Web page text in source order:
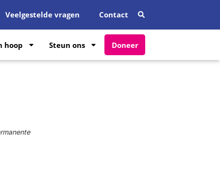
Veelgestelde vragen Contact
hoop Steun ons Doneer